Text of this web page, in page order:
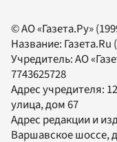
© АО «Газета.Ру»
Название: Газета.Ru
Учредитель:АО
7743625728
Адрес учредителя:
улица, дом 67
Адрес редакции и
Варшавское шоссе,